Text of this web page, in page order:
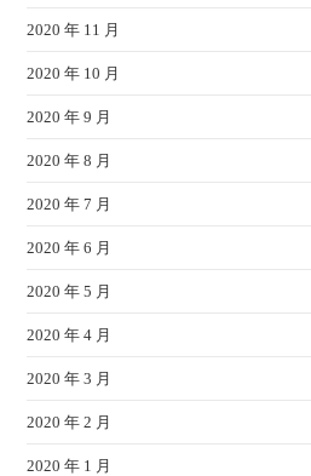
2020 年 11 月
2020 年 10 月
2020 年 9 月
2020 年 8 月
2020 年 7 月
2020 年 6 月
2020 年 5 月
2020 年 4 月
2020 年 3 月
2020 年 2 月
2020 年 1 月